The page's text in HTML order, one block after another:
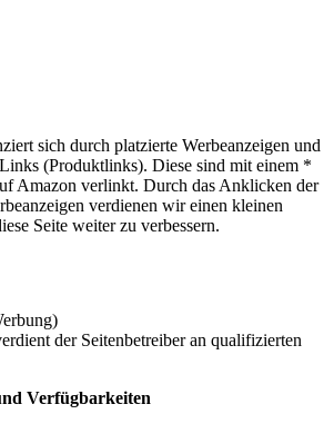
sich durch platzierte Werbeanzeigen und
(Produktlinks). Diese sind mit einem *
Amazon verlinkt. Durch das Anklicken der
verdienen wir einen kleinen
Seite weiter zu verbessern.
der Seitenbetreiber an qualifizierten
Verfügbarkeiten